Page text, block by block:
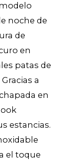
noche de
de
en
patas de
a
en
estancias.
el toque